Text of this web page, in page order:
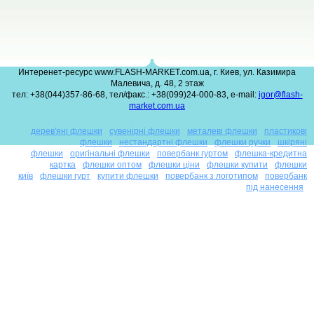
Интеренет-ресурс www.FLASH-MARKET.com.ua, г. Киев, ул. Казимира
Малевича, д. 48, 2 этаж
тел: +38(044)357-86-68, тел/факс.: +38(099)24-000-83, e-mail: igor@flash-
market.com.ua
дерев'яні флешки сувенірні флешки металеві флешки
пластикові
флешки
нестандартні флешки флешки ручки
шкіряні
флешки
оригінальні флешки повербанк гуртом
флешка-кредитна
картка
флешки оптом флешки ціни флешки купити
флешки
київ
флешки гурт купити флешки повербанк з логотипом
повербанк
під нанесення